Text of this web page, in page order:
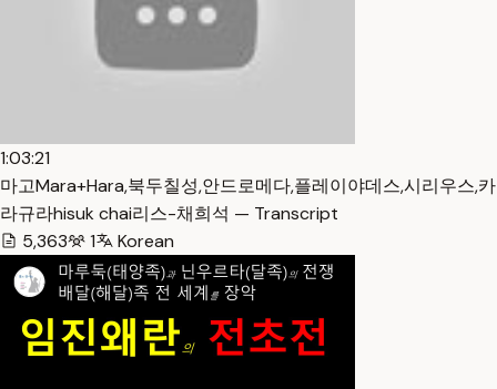
1:03:21
마고Mara+Hara,북두칠성,안드로메다,플레이야데스,시리우스,카
라규라hisuk chai리스-채희석 — Transcript
5,363
1 Korean